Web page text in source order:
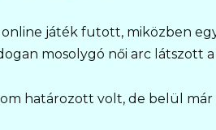
játék futott, miközben egy
mosolygó női arc látszott
határozott volt, de belül